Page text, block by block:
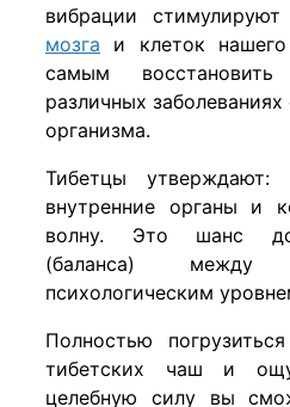
вибрации
мозга и клеток
самым
различных
организма.
Тибетцы утверждают:
внутренние органы и
волну. Это шанс
(баланса)
психологическим
Полностью
тибетских чаш и
целебную силу вы